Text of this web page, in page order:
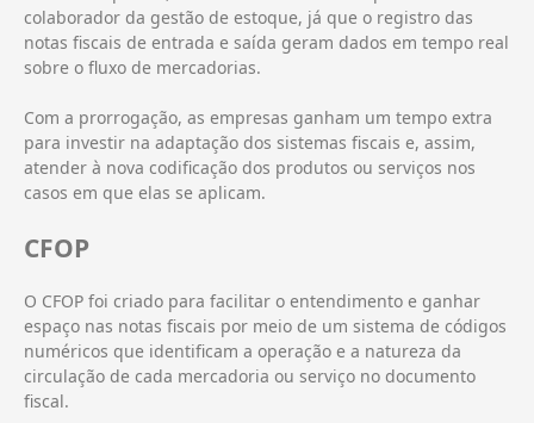
colaborador da gestão de estoque, já que o registro das
notas fiscais de entrada e saída geram dados em tempo real
sobre o fluxo de mercadorias.
Com a prorrogação, as empresas ganham um tempo extra
para investir na adaptação dos sistemas fiscais e, assim,
atender à nova codificação dos produtos ou serviços nos
casos em que elas se aplicam.
CFOP
O CFOP foi criado para facilitar o entendimento e ganhar
espaço nas notas fiscais por meio de um sistema de códigos
numéricos que identificam a operação e a natureza da
circulação de cada mercadoria ou serviço no documento
fiscal.